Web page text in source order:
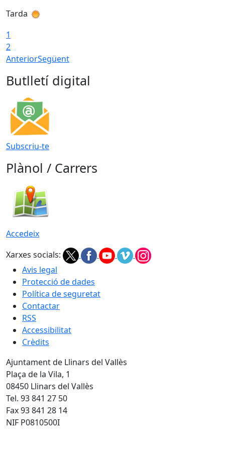
Tarda
1
2
AnteriorSegüent
Butlletí digital
Subscriu-te
Plànol / Carrers
Accedeix
Xarxes socials:
Avis legal
Protecció de dades
Política de seguretat
Contactar
RSS
Accessibilitat
Crèdits
Ajuntament de Llinars del Vallès
Plaça de la Vila, 1
08450 Llinars del Vallès
Tel. 93 841 27 50
Fax 93 841 28 14
NIF P0810500I